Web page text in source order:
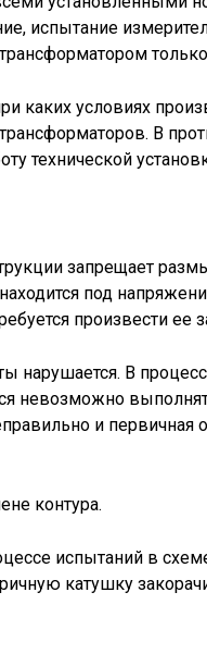
испытание
каких условиях
В
технической
запрещает
под
произвести ее
нарушается. В
невозможно
и первичная
контура.
испытаний в
катушку